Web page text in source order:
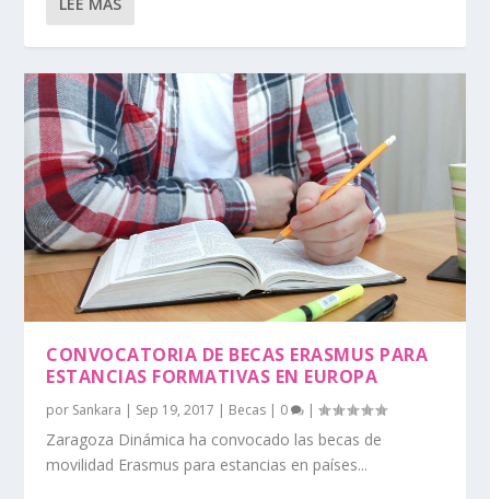
CONVOCATORIA DE BECAS ERASMUS PARA
ESTANCIAS FORMATIVAS EN EUROPA
por Sankara | Sep 19, 2017 | Becas | 0 |
Zaragoza Dinámica ha convocado las becas de
movilidad Erasmus para estancias en países...